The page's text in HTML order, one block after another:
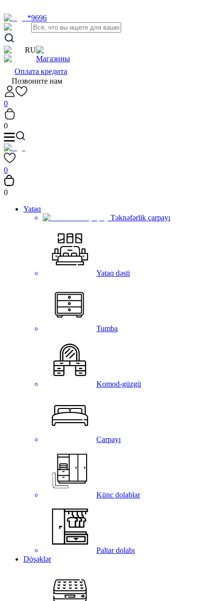
*9696
RU
Магазины
Оплата кредита
Позвоните нам
0
0
0
0
Yataq
Təknəfərlik çarpayı
Yataq dəsti
Tumba
Komod-güzgü
Çarpayı
Künc dolablar
Paltar dolabı
Döşəklər